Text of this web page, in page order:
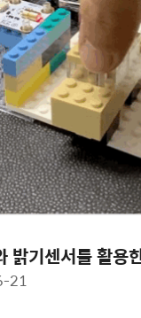
밝기센서를 활용
21